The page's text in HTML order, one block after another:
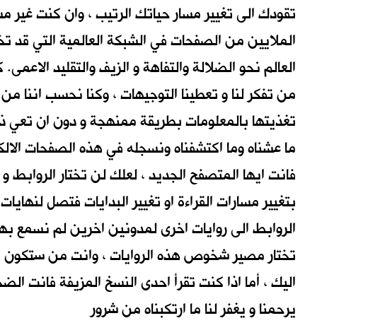
تقودك الى تغيير مسار حياتك الرتيب ، وان كنت
الملايين من الصفحات في الشبكة العالمية التي قد
العالم نحو الضلالة والتفاهة و الزيف والتقليد
من تفكر لنا و تعطينا التوجيهات ، وكنا نحسب اننا
تغذيتها بالمعلومات بطريقة ممنهجة و دون ان
ما عشناه وما اكتشفناه ونسجله في هذه الصفحات
فانت ايها المتصفح الجديد ، لعلك لن تختار الروابط
بتغيير مسارات القراءة او تغيير البدايات فتصل
الروابط الى روايات اخرى لمدونين اخرين لم نسمع
تختار مصير شخوص هذه الروايات ، وانت من ستكون
اليك ، أما اذا كنت تقرأ احدى النسخ المزيفة فانت
يرحمنا و يغفر لنا ما ارتكبناه من شرور